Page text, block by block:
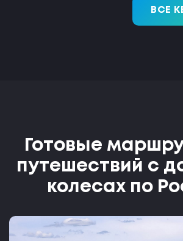
ВСЕ
Готовые
путешествий с
колесах по